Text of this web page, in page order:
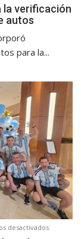
Sancor
la
para
la
de
autos
la verificación
autos
para la...
desactivadosen